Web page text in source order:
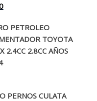
El
actual
es:
$199.990.
PETROLEO
TOYOTA
2.4CC 2.8CC AÑOS
PERNOS CULATA